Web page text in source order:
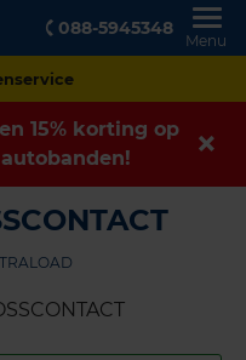
088-5945348
Menu
en 15% korting op
autobanden!